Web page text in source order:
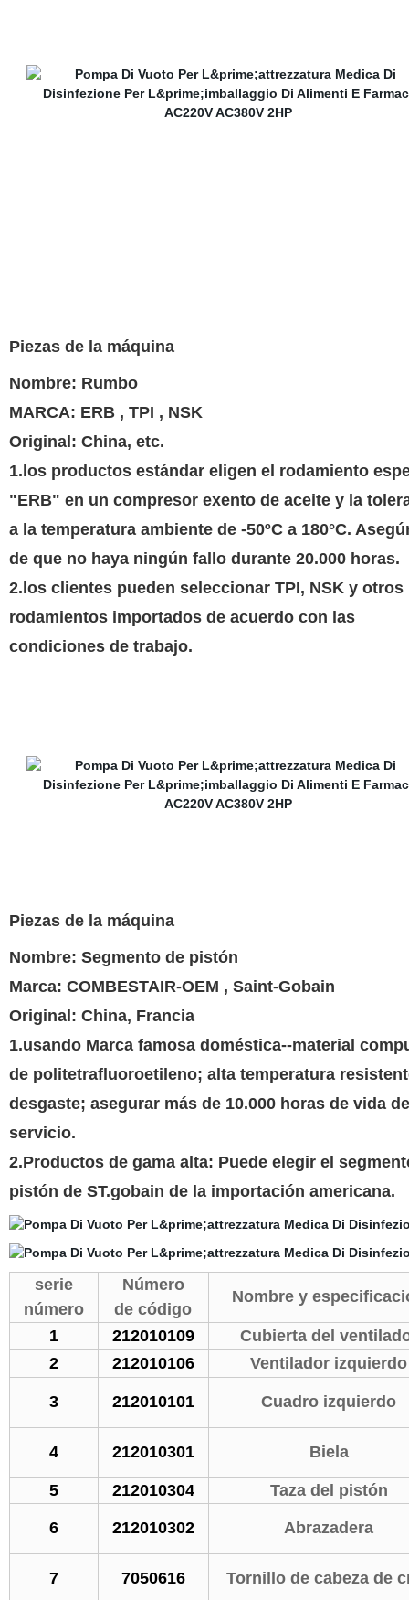
Piezas de la máquina
Nombre: Rumbo
MARCA: ERB , TPI , NSK
Original: China, etc.
1.los productos estándar eligen el rodamiento
"ERB" en un compresor exento de aceite y la
a la temperatura ambiente de -50ºC a 180°C.
de que no haya ningún fallo durante 20.000 horas.
2.los clientes pueden seleccionar TPI, NSK y otros
rodamientos importados de acuerdo con las
condiciones de trabajo.
Piezas de la máquina
Nombre: Segmento de pistón
Marca: COMBESTAIR-OEM , Saint-Gobain
Original: China, Francia
1.usando Marca famosa doméstica--material
de politetrafluoroetileno; alta temperatura
desgaste; asegurar más de 10.000 horas de vida de
servicio.
2.Productos de gama alta: Puede elegir el
pistón de ST.gobain de la importación americana.
serie
número
Número
de código
Nombre y
1 212010109
Cubierta del
2
212010106 Ventilador izquierdo
3 212010101 Cuadro izquierdo
4 212010301 Biela
5 212010304 Taza del pistón
6 212010302 Abrazadera
7 7050616 Tornillo de cabeza de